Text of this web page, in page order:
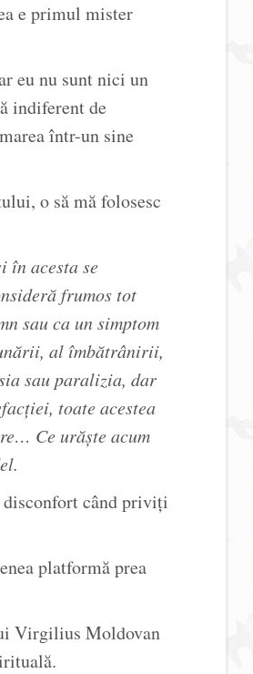
e primul mister
eu nu sunt nici un
indiferent de
într-un sine
o să mă folosesc
în acesta se
frumos tot
sau ca un simptom
al îmbătrânirii,
sau paralizia, dar
toate acestea
Ce urăște acum
disconfort când priviți
platformă prea
Virgilius Moldovan